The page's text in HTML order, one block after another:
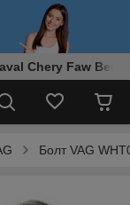
Chery Faw
Болт VAG